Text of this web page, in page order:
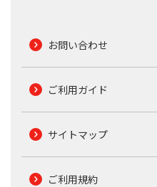
お問い合わせ
ご利用ガイド
サイトマップ
ご利用規約